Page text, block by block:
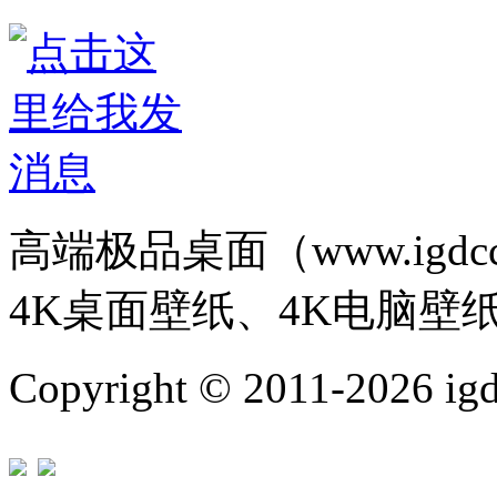
高端极品桌面（
4K桌面壁纸、4K电脑壁
Copyright © 2011-2026